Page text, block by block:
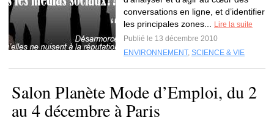
conversations en ligne, et d’identifier
les principales zones...
Lire la suite
Publié le 13 décembre 2010
ENVIRONNEMENT, SCIENCE & VIE
Salon Planète Mode d’Emploi, du 2
au 4 décembre à Paris